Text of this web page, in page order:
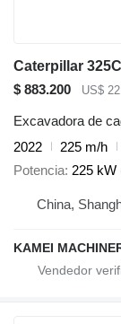
Caterpillar 325C
$ 883.200
US$
Excavadora de
2022
225 m/h
Potencia 225 kW
China,
KAMEI